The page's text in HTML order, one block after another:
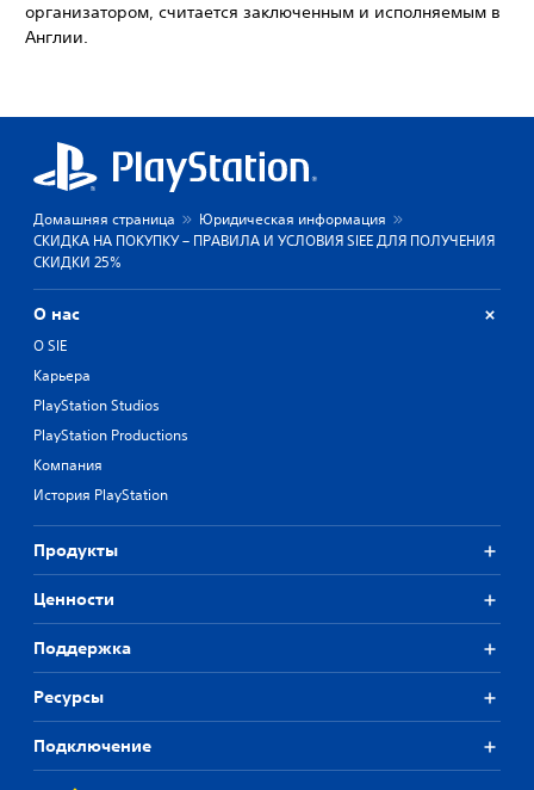
организатором, считается заключенным и исполняемым в
Англии.
Домашняя страница
Юридическая информация
СКИДКА НА ПОКУПКУ – ПРАВИЛА И УСЛОВИЯ SIEE ДЛЯ ПОЛУЧЕНИЯ
СКИДКИ 25%
О нас
О SIE
Карьера
PlayStation Studios
PlayStation Productions
Компания
История PlayStation
Продукты
Ценности
Поддержка
Ресурсы
Подключение